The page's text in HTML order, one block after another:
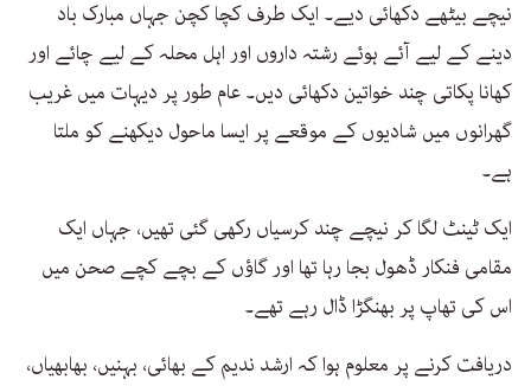
نیچے بیٹھے دکھائی دیے۔ ایک طرف کچا کچن جہاں مبارک باد
دینے کے لیے آئے ہوئے رشتہ داروں اور اہل محلہ کے لیے چائے اور
کھانا پکاتی چند خواتین دکھائی دیں۔ عام طور پر دیہات میں غریب
گھرانوں میں شادیوں کے موقعے پر ایسا ماحول دیکھنے کو ملتا
ہے۔
ایک ٹینٹ لگا کر نیچے چند کرسیاں رکھی گئی تھیں، جہاں ایک
مقامی فنکار ڈھول بجا رہا تھا اور گاؤں کے بچے کچے صحن میں
اس کی تھاپ پر بھنگڑا ڈال رہے تھے۔
دریافت کرنے پر معلوم ہوا کہ ارشد ندیم کے بھائی، بہنیں، بھابھیاں،